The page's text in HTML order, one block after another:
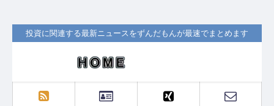
投資に関連する最新ニュースをずんだもんが最速でまとめます